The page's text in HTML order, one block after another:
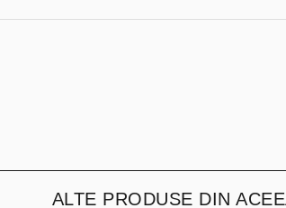
ALTE PRODUSE DIN